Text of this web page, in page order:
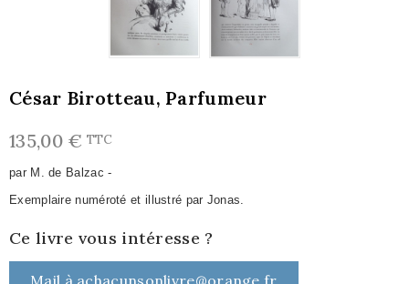
César Birotteau, Parfumeur
135,00 € TTC
par M. de Balzac -
Exemplaire numéroté et illustré par Jonas.
Ce livre vous intéresse ?